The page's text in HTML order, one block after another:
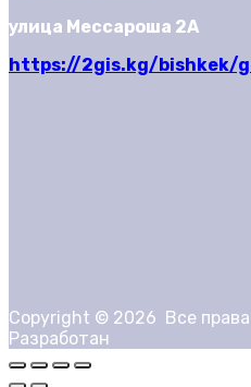
улица Мессароша 2А
https://2gis.kg/bishkek/
Copyright © 2026 Все
Разработан